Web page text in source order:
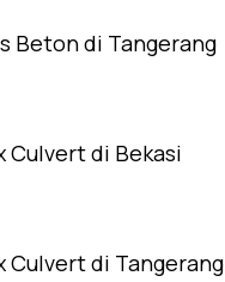
Beton di Tangerang
Culvert di Bekasi
Culvert di Tangerang